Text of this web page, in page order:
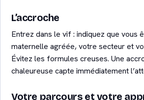
L’accroche
Entrez dans le vif : indiquez que vous
maternelle agréée, votre secteur et
Évitez les formules creuses. Une
chaleureuse capte immédiatement
Votre parcours et votre